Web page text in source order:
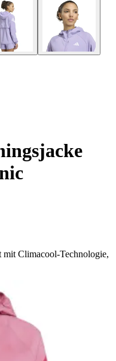
mit Climacool-Technologie,